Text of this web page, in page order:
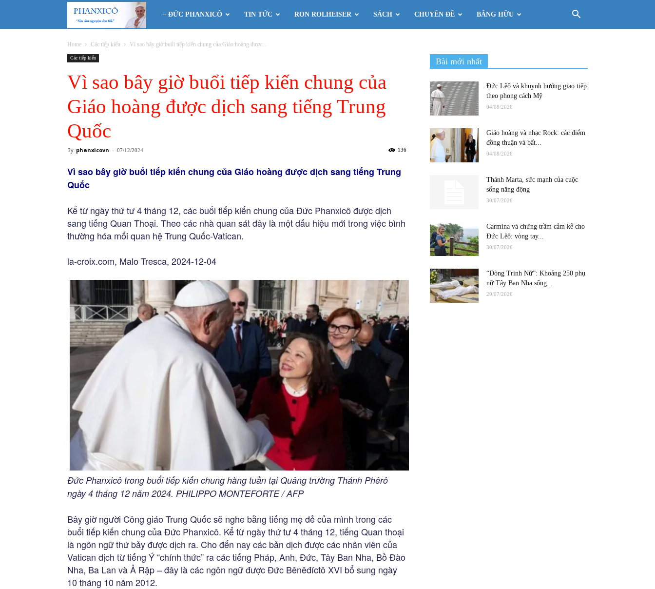
Phanxicô
– ĐỨC PHANXICÔ TIN TỨC RON ROLHEISER SÁCH CHUYÊN ĐỀ BẰNG HỮU
Home Các tiếp kiến Vì sao bây giờ buổi tiếp kiến chung của Giáo hoàng được...
Các tiếp kiến
Vì sao bây giờ buổi tiếp kiến chung của
Giáo hoàng được dịch sang tiếng Trung
Quốc
By phanxicovn - 07/12/2024 136
Vì sao bây giờ buổi tiếp kiến chung của Giáo hoàng được dịch sang tiếng Trung
Quốc
Kể từ ngày thứ tư 4 tháng 12, các buổi tiếp kiến chung của Đức Phanxicô được dịch
sang tiếng Quan Thoại. Theo các nhà quan sát đây là một dấu hiệu mới trong việc bình
thường hóa mối quan hệ Trung Quốc-Vatican.
la-croix.com, Malo Tresca, 2024-12-04
Đức Phanxicô trong buổi tiếp kiến chung hàng tuần tại Quảng trường Thánh Phêrô
ngày 4 tháng 12 năm 2024. PHILIPPO MONTEFORTE / AFP
Bây giờ người Công giáo Trung Quốc sẽ nghe bằng tiếng mẹ đẻ của mình trong các
buổi tiếp kiến chung của Đức Phanxicô. Kể từ ngày thứ tư 4 tháng 12, tiếng Quan thoại
là ngôn ngữ thứ bảy được dịch ra. Cho đến nay các bản dịch được các nhân viên của
Vatican dịch từ tiếng Ý “chính thức” ra các tiếng Pháp, Anh, Đức, Tây Ban Nha, Bồ Đào
Nha, Ba Lan và Ả Rập – đây là các ngôn ngữ được Đức Bênêđíctô XVI bổ sung ngày
10 tháng 10 năm 2012.
Bài mới nhất
Đức Lêô và khuynh hướng giao tiếp
theo phong cách Mỹ
04/08/2026
Giáo hoàng và nhạc Rock: các điểm
đồng thuận và bất...
04/08/2026
Thánh Marta, sức mạnh của cuộc
sống năng động
30/07/2026
Carmina và chứng trầm cảm kể cho
Đức Lêô: vòng tay...
30/07/2026
“Dòng Trinh Nữ”: Khoảng 250 phụ
nữ Tây Ban Nha sống...
29/07/2026